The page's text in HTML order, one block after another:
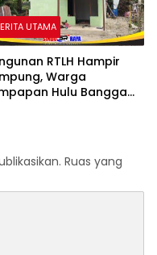
UTAMA
RTLH Hampir
Warga
Hulu Bangga
Ruas yang